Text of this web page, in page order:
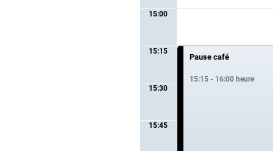
15:00
15:15
15:30
15:45
Pause café
15:15 - 16:00 heure